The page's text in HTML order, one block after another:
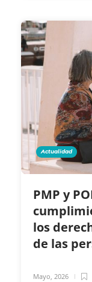
Actualidad
PMP y
los
de las
Mayo, 2026